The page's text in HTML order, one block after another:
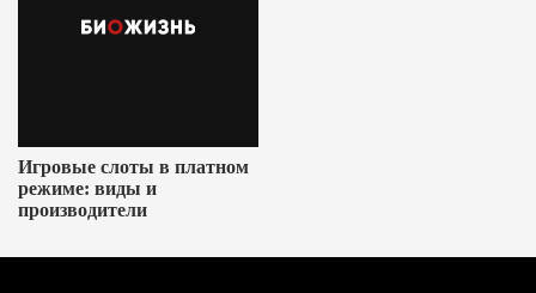
Игровые слоты в платном
режиме: виды и
производители